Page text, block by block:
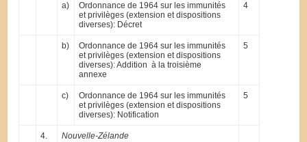
a)
Ordonnance de 1964 sur les immunités
et privilèges (extension et dispositions
diverses): Décret
4
b)
Ordonnance de 1964 sur les immunités
et privilèges (extension et dispositions
diverses): Addition à la troisième
annexe
5
c)
Ordonnance de 1964 sur les immunités
et privilèges (extension et dispositions
diverses): Notification
5
4. Nouvelle-Zélande